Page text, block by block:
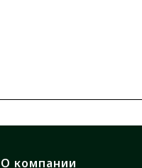
О компании